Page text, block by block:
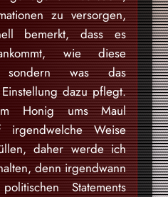
zu versorgen,
bemerkt, dass es
wie diese
sondern was das
dazu pflegt.
Honig ums Maul
irgendwelche Weise
daher werde ich
denn irgendwann
Statements